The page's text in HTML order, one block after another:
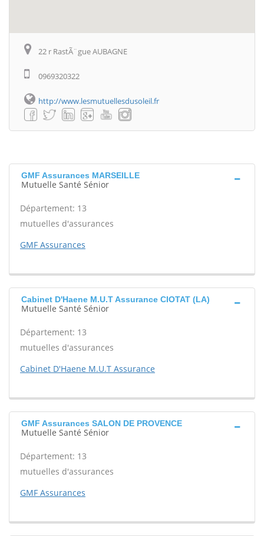
22 r RastÃ¨gue AUBAGNE
0969320322
http://www.lesmutuellesdusoleil.fr
GMF Assurances MARSEILLE
Mutuelle Santé Sénior
Département: 13
mutuelles d'assurances
GMF Assurances
Cabinet D'Haene M.U.T Assurance CIOTAT (LA)
Mutuelle Santé Sénior
Département: 13
mutuelles d'assurances
Cabinet D'Haene M.U.T Assurance
GMF Assurances SALON DE PROVENCE
Mutuelle Santé Sénior
Département: 13
mutuelles d'assurances
GMF Assurances